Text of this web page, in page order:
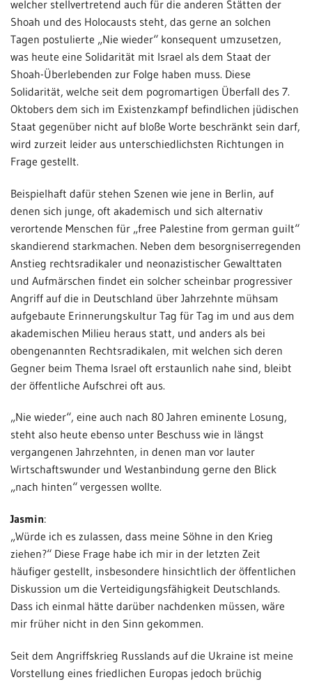
welcher stellvertretend auch für die anderen Stätten der
Shoah und des Holocausts steht, das gerne an solchen
Tagen postulierte „Nie wieder“ konsequent umzusetzen,
was heute eine Solidarität mit Israel als dem Staat der
Shoah-Überlebenden zur Folge haben muss. Diese
Solidarität, welche seit dem pogromartigen Überfall des 7.
Oktobers dem sich im Existenzkampf befindlichen jüdischen
Staat gegenüber nicht auf bloße Worte beschränkt sein darf,
wird zurzeit leider aus unterschiedlichsten Richtungen in
Frage gestellt.
Beispielhaft dafür stehen Szenen wie jene in Berlin, auf
denen sich junge, oft akademisch und sich alternativ
verortende Menschen für „free Palestine from german guilt“
skandierend starkmachen. Neben dem besorgniserregenden
Anstieg rechtsradikaler und neonazistischer Gewalttaten
und Aufmärschen findet ein solcher scheinbar progressiver
Angriff auf die in Deutschland über Jahrzehnte mühsam
aufgebaute Erinnerungskultur Tag für Tag im und aus dem
akademischen Milieu heraus statt, und anders als bei
obengenannten Rechtsradikalen, mit welchen sich deren
Gegner beim Thema Israel oft erstaunlich nahe sind, bleibt
der öffentliche Aufschrei oft aus.
„Nie wieder“, eine auch nach 80 Jahren eminente Losung,
steht also heute ebenso unter Beschuss wie in längst
vergangenen Jahrzehnten, in denen man vor lauter
Wirtschaftswunder und Westanbindung gerne den Blick
„nach hinten“ vergessen wollte.
Jasmin:
„Würde ich es zulassen, dass meine Söhne in den Krieg
ziehen?“ Diese Frage habe ich mir in der letzten Zeit
häufiger gestellt, insbesondere hinsichtlich der öffentlichen
Diskussion um die Verteidigungsfähigkeit Deutschlands.
Dass ich einmal hätte darüber nachdenken müssen, wäre
mir früher nicht in den Sinn gekommen.
Seit dem Angriffskrieg Russlands auf die Ukraine ist meine
Vorstellung eines friedlichen Europas jedoch brüchig